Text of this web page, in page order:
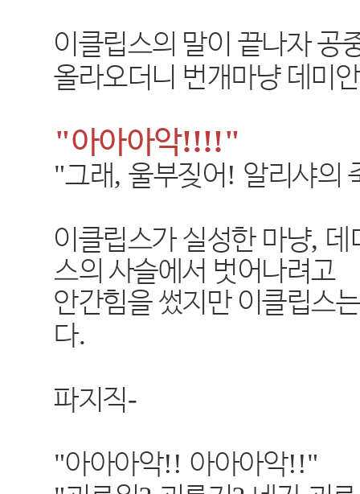
이클립스의 말이 끝나자 공
올라오더니 번개마냥 데미
"아아아악!!!!"
"그래,울부짖어! 알리샤의
이클립스가 실성한 마냥, 데
스의 사슬에서 벗어나려고
안간힘을 썼지만 이클립스
다.
파지직-
"아아아악!! 아아아악!!"